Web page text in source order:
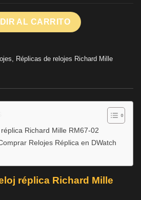
réplica ultrafino ultraligero
AL CARRITO
Réplicas de relojes Richard Mille
Richard Mille RM67-02
Relojes Réplica en DWatch
réplica Richard Mille